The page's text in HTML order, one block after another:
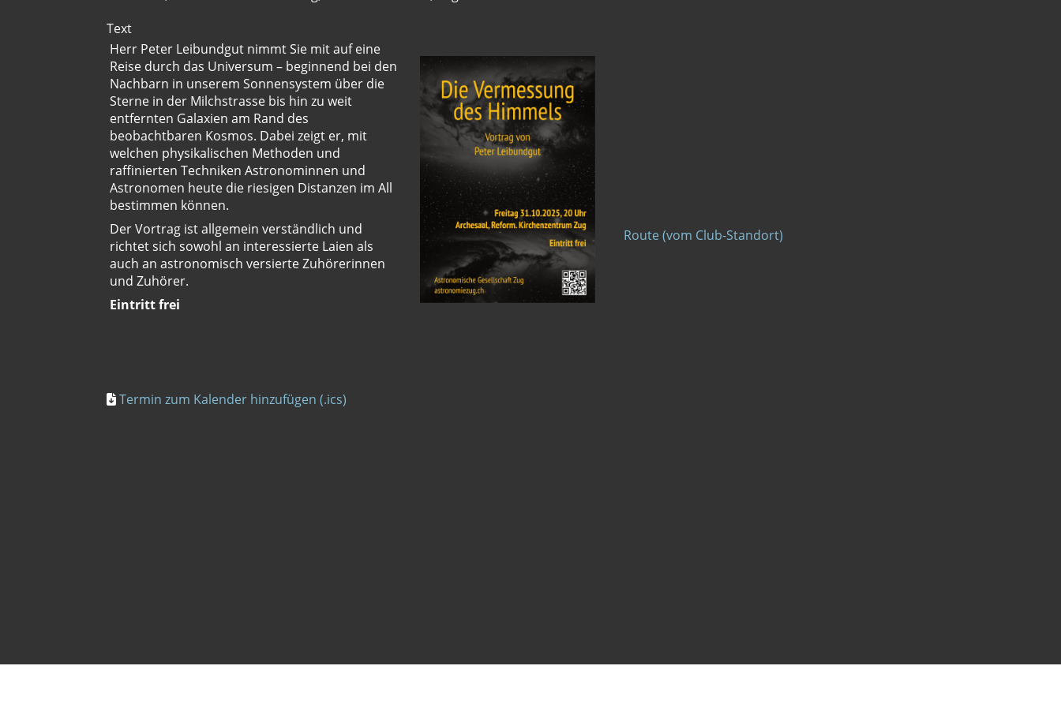
Text
Herr Peter Leibundgut nimmt Sie mit auf eine
Reise durch das Universum – beginnend bei den
Nachbarn in unserem Sonnensystem über die
Sterne in der Milchstrasse bis hin zu weit
entfernten Galaxien am Rand des
beobachtbaren Kosmos. Dabei zeigt er, mit
welchen physikalischen Methoden und
raffinierten Techniken Astronominnen und
Astronomen heute die riesigen Distanzen im All
bestimmen können.
Der Vortrag ist allgemein verständlich und
richtet sich sowohl an interessierte Laien als
auch an astronomisch versierte Zuhörerinnen
und Zuhörer.
Eintritt frei
Termin zum Kalender hinzufügen (.ics)
Route (vom Club-Standort)